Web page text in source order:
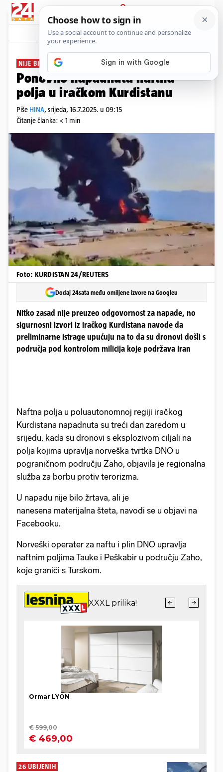
PRIJAVA
News Komentari
NIJE BILO ŽRTAVA
Ponovno napadnuta naftna
polja u iračkom Kurdistanu
Piše HINA, srijeda, 16.7.2025. u 09:15
Čitanje članka: < 1 min
Foto: KURDISTAN 24/REUTERS
Dodaj 24sata među omiljene izvore na Googleu
Nitko zasad nije preuzeo odgovornost za napade, no
sigurnosni izvori iz iračkog Kurdistana navode da
preliminarne istrage upućuju na to da su dronovi došli s
područja pod kontrolom milicija koje podržava Iran
Naftna polja u poluautonomnoj regiji iračkog
Kurdistana napadnuta su treći dan zaredom u
srijedu, kada su dronovi s eksplozivom ciljali na
polja kojima upravlja norveška tvrtka DNO u
pograničnom području Zaho, objavila je regionalna
služba za borbu protiv terorizma.
U napadu nije bilo žrtava, ali je
nanesena materijalna šteta, navodi se u objavi na
Facebooku.
Norveški operater za naftu i plin DNO upravlja
naftnim poljima Tauke i Peškabir u području Zaho,
koje graniči s Turskom.
26 UBIJENIH